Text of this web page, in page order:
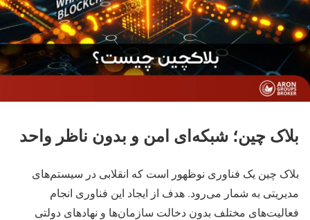
بلاک چین؛ شبکه‌ای امن و بدون ناظر واحد
بلاک چین یک فناوری نوظهور است که انقلابی در سیستم‌های
مدیریتی به شمار می‌رود. هدف از ایجاد این فناوری انجام
فعالیت‌های مختلف بدون دخالت سازمان‌ها و نهادهای دولتی